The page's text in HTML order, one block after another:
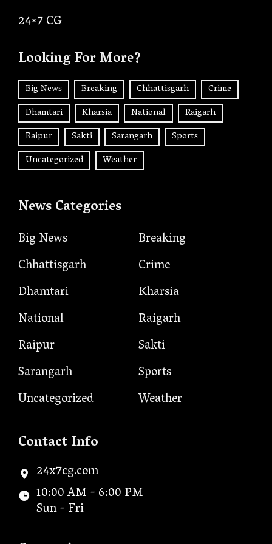
24×7 CG
Looking For More?
Big News Breaking Chhattisgarh
Crime
Dhamtari
Kharsia National
Raigarh
Raipur
Sakti Sarangarh
Sports
Uncategorized
Weather
News Categories
Big News
Breaking
Chhattisgarh
Crime
Dhamtari
Kharsia
National
Raigarh
Raipur
Sakti
Sarangarh
Sports
Uncategorized
Weather
Contact Info
24x7cg.com
10:00 AM - 6:00 PM
Sun - Fri